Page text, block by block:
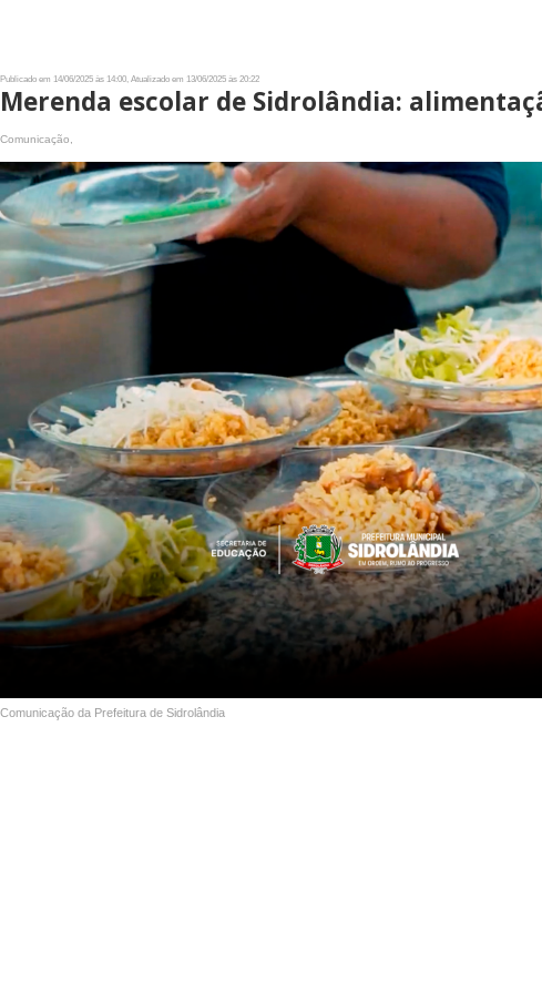
Publicado em 14/06/2025 às 14:00, Atualizado em 13/06/2025 às 20:22
Merenda escolar de Sidrolândia:
Comunicação,
Comunicação da Prefeitura de Sidrolândia